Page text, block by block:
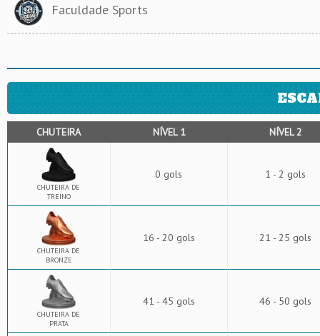
Faculdade Sports
CHUTEIRA NÍVEL 1 NÍVEL 2
CHUTEIRA DE
TREINO
0 gols 1 - 2 gols
CHUTEIRA DE
BRONZE
16 - 20 gols 21 - 25 gols
CHUTEIRA DE
PRATA
41 - 45 gols 46 - 50 gols